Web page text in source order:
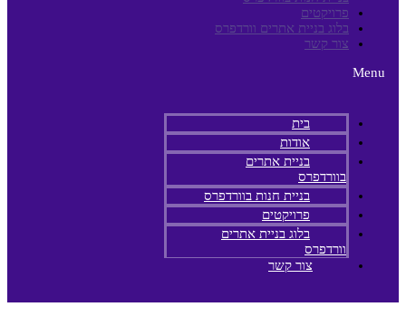
פרויקטים
בלוג בניית אתרים וורדפרס
צור קשר
Menu
בית
אודות
בניית אתרים
בוורדפרס
בניית חנות בוורדפרס
פרויקטים
בלוג בניית אתרים
וורדפרס
צור קשר